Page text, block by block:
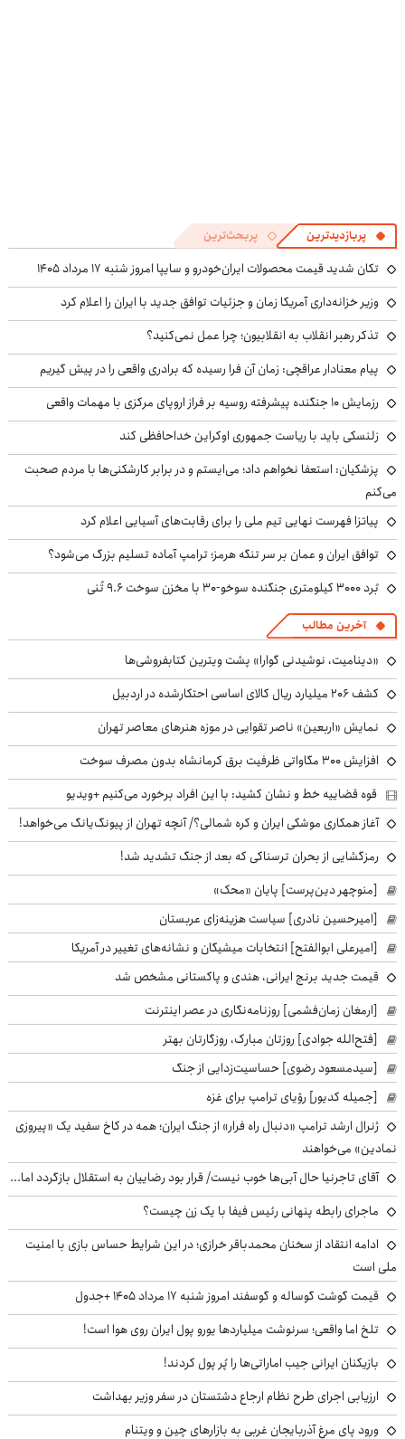
پربازدیدترین پربحث‌ترین
تکان شدید قیمت محصولات ایران‌خودرو و سایپا امروز شنبه ۱۷ مرداد ۱۴۰۵
وزیر خزانه‌داری آمریکا زمان و جزئیات توافق جدید با ایران را اعلام کرد
تذکر رهبر انقلاب به انقلابیون؛ چرا عمل نمی‌کنید؟
پیام معنادار عراقچی: زمان آن فرا رسیده که برادری واقعی را در پیش گیریم
رزمایش ۱۰ جنگنده پیشرفته روسیه بر فراز اروپای مرکزی با مهمات واقعی
زلنسکی باید با ریاست جمهوری اوکراین خداحافظی کند
پزشکیان: استعفا نخواهم داد؛ می‌ایستم و در برابر کارشکنی‌ها با مردم صحبت
می‌کنم
پیاتزا فهرست نهایی تیم ملی را برای رقابت‌های آسیایی اعلام کرد
توافق ایران و عمان بر سر تنگه هرمز؛ ترامپ آماده تسلیم بزرگ می‌شود؟
بُرد ۳۰۰۰ کیلومتری جنگنده سوخو-۳۰ با مخزن سوخت ۹.۶ تُنی
آخرین مطالب
«دینامیت، نوشیدنی گوارا» پشت ویترین کتابفروشی‌ها
کشف ۲۰۶ میلیارد ریال کالای اساسی احتکارشده در اردبیل
نمایش «اربعین» ناصر تقوایی در موزه هنرهای معاصر تهران
افزایش ۳۰۰ مگاواتی ظرفیت برق کرمانشاه بدون مصرف سوخت
قوه قضاییه خط و نشان کشید: با این افراد برخورد می‌کنیم +ویدیو
آغاز همکاری موشکی ایران و کره شمالی؟/ آنچه تهران از پیونگ‌یانگ می‌خواهد!
رمزگشایی از بحران ترسناکی که بعد از جنگ تشدید شد!
[منوچهر دین‌پرست] پایان «محک»
[امیرحسین نادری] سیاست هزینه‌زای عربستان
[امیرعلی ابوالفتح] انتخابات میشیگان و نشانه‌های تغییر در آمریکا
قیمت جدید برنج ایرانی، هندی و پاکستانی مشخص شد
[ارمغان زمان‌فشمی] روزنامه‌نگاری در عصر اینترنت
[فتح‌الله جوادی] روزتان مبارک، روزگارتان بهتر
[سیدمسعود رضوی] حساسیت‌زدایی از جنگ
[جمیله کدیور] رؤیای ترامپ برای غزه
ژنرال ارشد ترامپ «دنبال راه فرار» از جنگ ایران؛ همه در کاخ سفید یک «پیروزی
نمادین» می‌خواهند
آقای تاجرنیا حال آبی‌ها خوب نیست/ قرار بود رضاییان به استقلال بازگردد اما...
ماجرای رابطه پنهانی رئیس فیفا با یک زن چیست؟
ادامه انتقاد از سخنان محمدباقر خرازی؛ در این شرایط حساس بازی با امنیت
ملی است
قیمت گوشت گوساله و گوسفند امروز شنبه ۱۷ مرداد ۱۴۰۵ +جدول
تلخ اما واقعی؛ سرنوشت میلیاردها یورو پول ایران روی هوا است!
بازیکنان ایرانی جیب اماراتی‌ها را پُر پول کردند!
ارزیابی اجرای طرح نظام ارجاع دشتستان در سفر وزیر بهداشت
ورود پای مرغ آذربایجان غربی به بازارهای چین و ویتنام